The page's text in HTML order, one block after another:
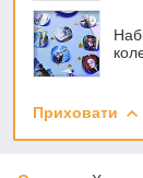
Приховати